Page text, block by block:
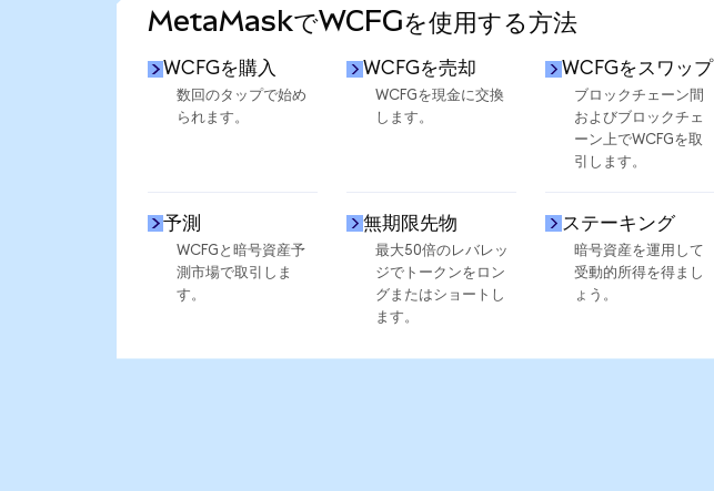
MetaMaskでWCFGを使用する方法
WCFGを購入
数回のタップで始め
られます。
WCFGを売却
WCFGを現金に交換
します。
WCFGをスワップ
ブロックチェーン間
およびブロックチェ
ーン上でWCFGを取
引します。
予測
WCFGと暗号資産予
測市場で取引しま
す。
無期限先物
最大50倍のレバレッ
ジでトークンをロン
グまたはショートし
ます。
ステーキング
暗号資産を運用して
受動的所得を得まし
ょう。